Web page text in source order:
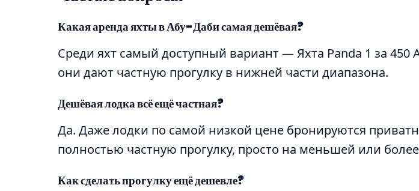
Какая аренда яхты в Абу-Даби самая дешёвая?
Среди яхт самый доступный вариант — Яхта Panda 1 за 450
они дают частную прогулку в нижней части диапазона.
Дешёвая лодка всё ещё частная?
Да. Даже лодки по самой низкой цене бронируются
полностью частную прогулку, просто на меньшей или
Как сделать прогулку ещё дешевле?